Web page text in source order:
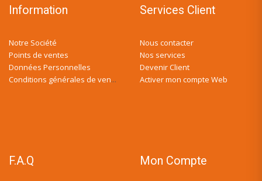
Information
Notre Société
Points de ventes
Données Personnelles
Conditions générales de ventes
Services Client
Nous contacter
Nos services
Devenir Client
Activer mon compte Web
F.A.Q Mon Compte